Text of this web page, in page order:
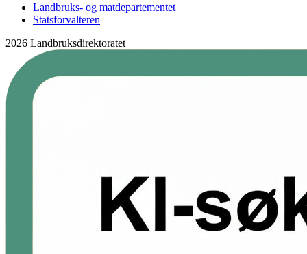
Landbruks- og matdepartementet
Statsforvalteren
2026 Landbruksdirektoratet